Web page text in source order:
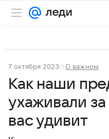
7 октября 2023 О важном
Как наши
ухаживали
вас удивит